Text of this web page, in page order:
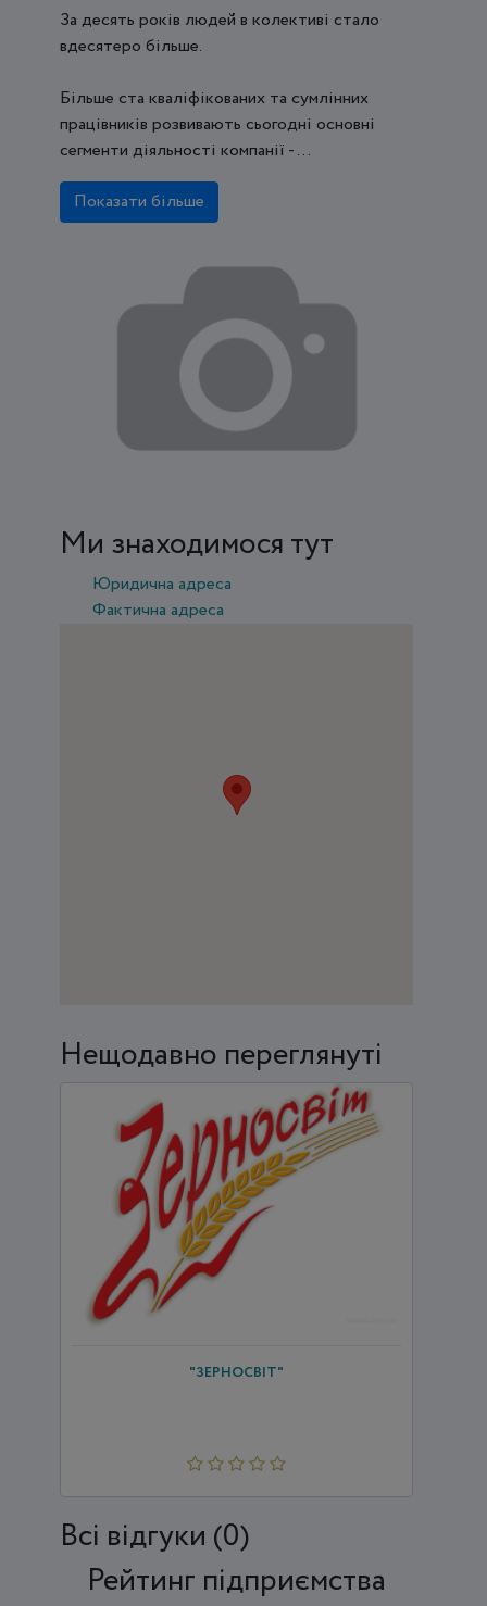
За десять років людей в колективі стало
вдесятеро більше.
Більше ста кваліфікованих та сумлінних
працівників розвивають сьогодні основні
сегменти діяльності компанії - ...
Показати більше
Ми знаходимося тут
Юридична адреса
Фактична адреса
Нещодавно переглянуті
"ЗЕРНОСВІТ"
Всi відгуки (0)
Рейтинг підприємства